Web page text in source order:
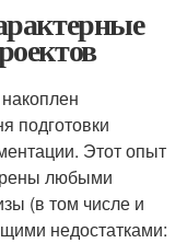
подготовки
Этот опыт
любыми
(в том числе и
недостатками: